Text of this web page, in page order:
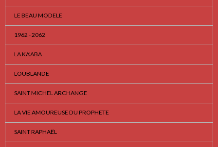
LE BEAU MODELE
1962 - 2062
LA KA'ABA
LOUBLANDE
SAINT MICHEL ARCHANGE
LA VIE AMOUREUSE DU PROPHETE
SAINT RAPHAËL